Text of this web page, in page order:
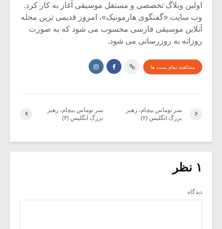
اولین وبلاگ تخصصی و مستقل موسیقی آغاز به کار کرد.
وب سایت «گفتگوی هارمونیک»، امروز قدیمی ترین مجله
آنلاین موسیقی فارسی محسوب می شود که به صورت
روزانه به روزرسانی می شود.
مشاهده تمام پست ها
سر توماس بیچام، رهبر
بزرگ انگلیس (۳)
سر توماس بیچام، رهبر
بزرگ انگلیس (۲)
۱ نظر
دیدگاه